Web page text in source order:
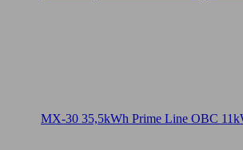
MX-30 35,5kWh Prime Line OBC